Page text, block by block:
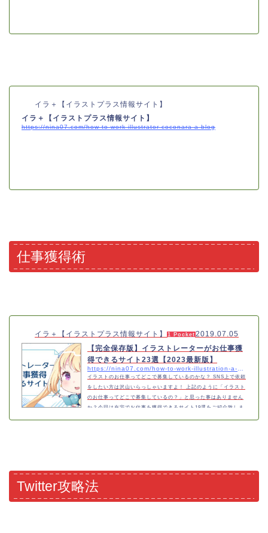
イラ＋【イラストプラス情報サイト】
イラ＋【イラストプラス情報サイト】
https://nina07.com/how-to-work-illustrator-coconara-a-blog
仕事獲得術
イラ＋【イラストプラス情報サイト】 1 Pocket 2019.07.05
【完全保存版】イラストレーターがお仕事獲
得できるサイト23選【2023最新版】
イラストのお仕事ってどこで募集しているのかな？ SNS上で依頼
をしたい方は沢山いらっしゃいますよ！ 上記のように「イラスト
のお仕事ってどこで募集しているの？」と思った事はありません
か？今回は在宅でお仕事を獲得できるサイト19選をご紹介致しま
Twitter攻略法